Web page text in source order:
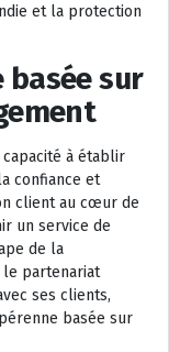
et la protection
sur
capacité à établir
confiance et
client au cœur de
un service de
de la
partenariat
ses clients,
basée sur